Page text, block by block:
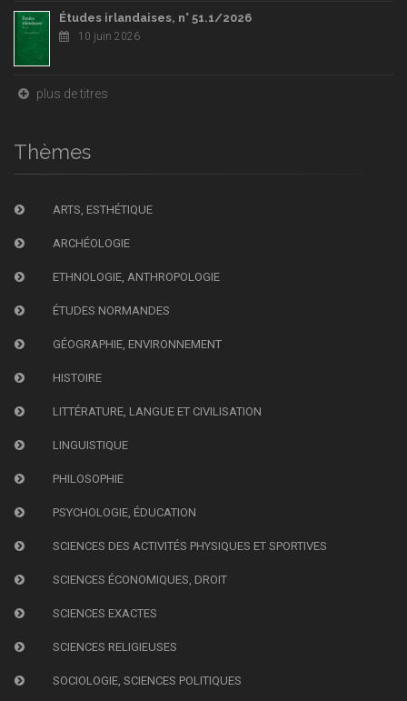
Études irlandaises, n° 51.1/2026
10 juin 2026
plus de titres
Thèmes
ARTS, ESTHÉTIQUE
ARCHÉOLOGIE
ETHNOLOGIE, ANTHROPOLOGIE
ÉTUDES NORMANDES
GÉOGRAPHIE, ENVIRONNEMENT
HISTOIRE
LITTÉRATURE, LANGUE ET CIVILISATION
LINGUISTIQUE
PHILOSOPHIE
PSYCHOLOGIE, ÉDUCATION
SCIENCES DES ACTIVITÉS PHYSIQUES ET SPORTIVES
SCIENCES ÉCONOMIQUES, DROIT
SCIENCES EXACTES
SCIENCES RELIGIEUSES
SOCIOLOGIE, SCIENCES POLITIQUES